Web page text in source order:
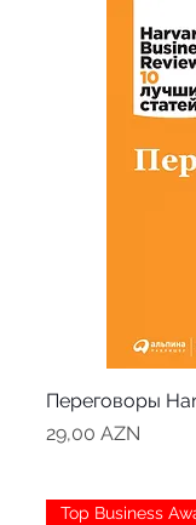
Переговоры
Цена
29,00 AZN
Top Business